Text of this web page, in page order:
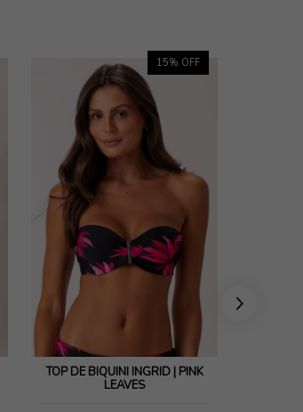
15% OFF
TOP DE BIQUINI INGRID | PINK
LEAVES